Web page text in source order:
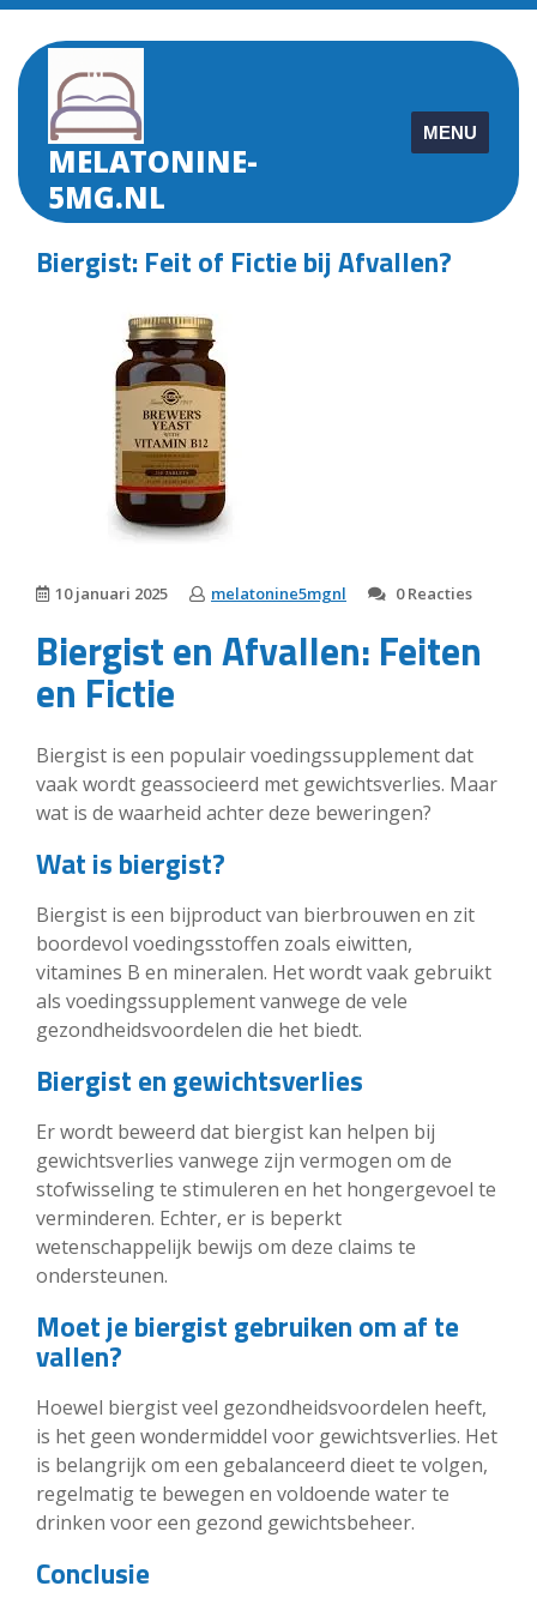
Skip
content
MELATONINE-
5MG.NL
MENU
Biergist: Feit of Fictie bij Afvallen?
10 januari 2025 melatonine5mgnl 0 Reacties
Biergist en Afvallen: Feiten
en Fictie
Biergist is een populair voedingssupplement dat
vaak wordt geassocieerd met gewichtsverlies. Maar
wat is de waarheid achter deze beweringen?
Wat is biergist?
Biergist is een bijproduct van bierbrouwen en zit
boordevol voedingsstoffen zoals eiwitten,
vitamines B en mineralen. Het wordt vaak gebruikt
als voedingssupplement vanwege de vele
gezondheidsvoordelen die het biedt.
Biergist en gewichtsverlies
Er wordt beweerd dat biergist kan helpen bij
gewichtsverlies vanwege zijn vermogen om de
stofwisseling te stimuleren en het hongergevoel te
verminderen. Echter, er is beperkt
wetenschappelijk bewijs om deze claims te
ondersteunen.
Moet je biergist gebruiken om af te
vallen?
Hoewel biergist veel gezondheidsvoordelen heeft,
is het geen wondermiddel voor gewichtsverlies. Het
is belangrijk om een gebalanceerd dieet te volgen,
regelmatig te bewegen en voldoende water te
drinken voor een gezond gewichtsbeheer.
Conclusie